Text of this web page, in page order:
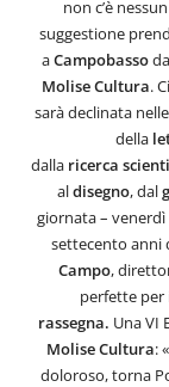
non c’è nessun
suggestione
aCampobasso
Molise Cultura.
sarà declinata
della
dalla ricerca
aldisegno, dal
giornata –
settecento anni
Campo,
perfette
rassegna. Una VI
Molise Cultura:
doloroso, torna